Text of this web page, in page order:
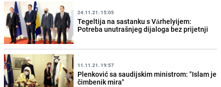
24.11.21. 15:05
Tegeltija na sastanku s Várhelyijem:
Potreba unutrašnjeg dijaloga bez prijetnji
11.11.21. 19:57
Plenković sa saudijskim ministrom: "Islam je
čimbenik mira"